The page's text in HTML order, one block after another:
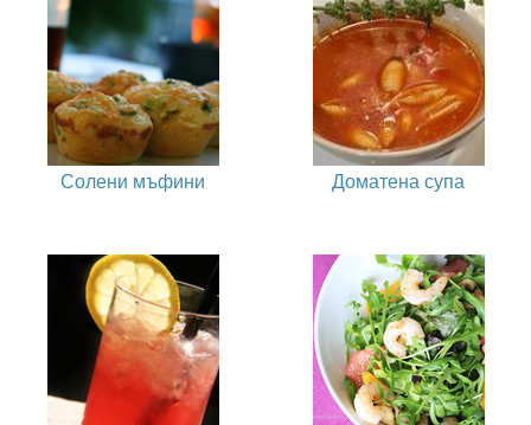
Солени мъфини Доматена супа